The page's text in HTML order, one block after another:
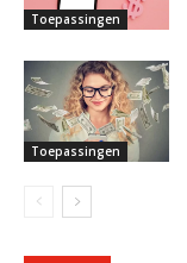
Toepassingen
Toepassingen